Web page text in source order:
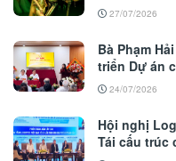
27/07/2026
Bà Phạm
triển Dự án
24/07/2026
Hội nghị
Tái cấu trúc